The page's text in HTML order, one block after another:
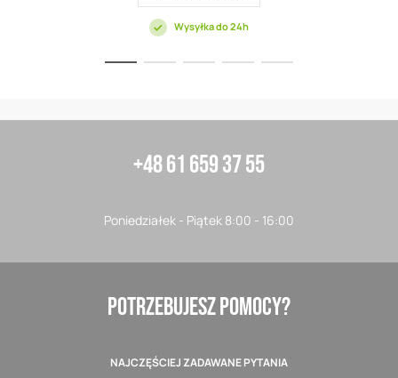
Wysyłka do 24h
+48 61 659 37 55
Poniedziałek - Piątek 8:00 - 16:00
POTRZEBUJESZ POMOCY?
NAJCZĘŚCIEJ ZADAWANE PYTANIA